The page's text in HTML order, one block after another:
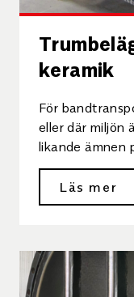
keramik
För
eller där miljön
likande ämnen
problem […]
Läs mer